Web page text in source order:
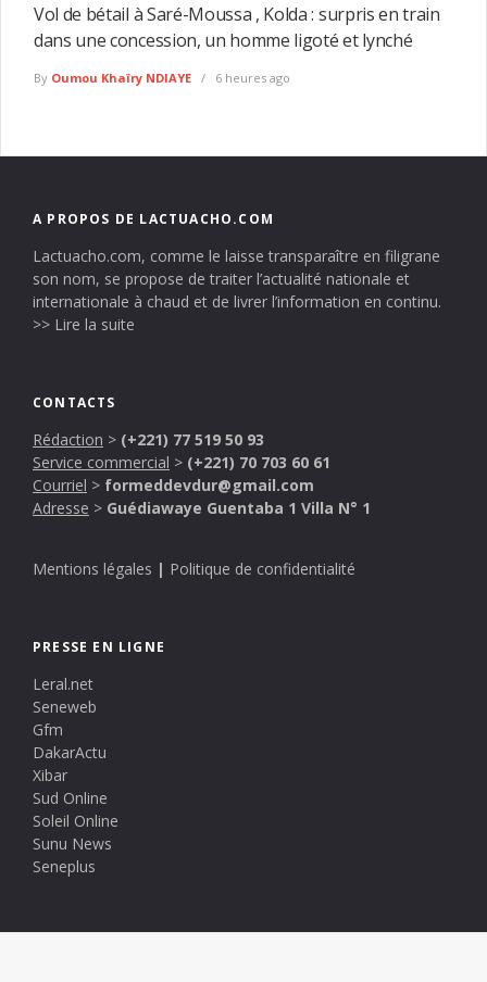
Vol de bétail à Saré-Moussa , Kolda : surpris en train
dans une concession, un homme ligoté et lynché
By Oumou Khaïry NDIAYE 6 heures ago
A PROPOS DE LACTUACHO.COM
Lactuacho.com, comme le laisse transparaître en filigrane
son nom, se propose de traiter l’actualité nationale et
internationale à chaud et de livrer l’information en continu.
>> Lire la suite
CONTACTS
Rédaction > (+221) 77 519 50 93
Service commercial > (+221) 70 703 60 61
Courriel > formeddevdur@gmail.com
Adresse > Guédiawaye Guentaba 1 Villa N° 1
Mentions légales | Politique de confidentialité
PRESSE EN LIGNE
Leral.net
Seneweb
Gfm
DakarActu
Xibar
Sud Online
Soleil Online
Sunu News
Seneplus